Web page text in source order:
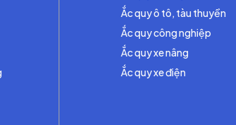
Ắc quy ô tô, tàu thuyền
Ắc quy công nghiệp
Ắc quy xe nâng
Ắc quy xe điện